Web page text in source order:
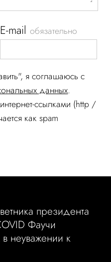
E-mailобязательно
я соглашаюсь c
данных.
ссылками (http /
как spam
президента
Фаучи
неуважении к